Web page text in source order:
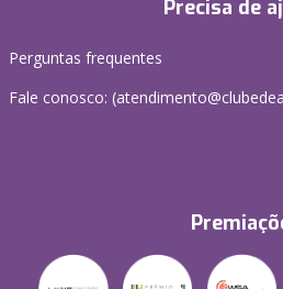
Precisa de
Perguntas frequentes
Fale conosco: